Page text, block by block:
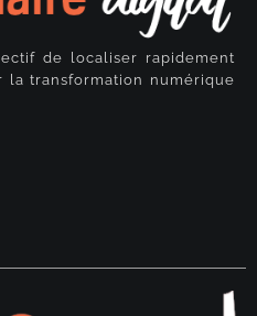
de localiser rapidement
transformation numérique